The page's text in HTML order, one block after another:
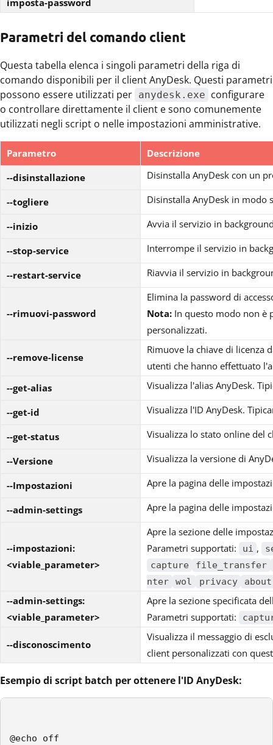
imposta-password
Parametri del comando client
Questa tabella elenca i singoli parametri della riga di
comando disponibili per il client AnyDesk. Questi parametri
possono essere utilizzati per anydesk.exe configurare
o controllare direttamente il client e sono comunemente
utilizzati negli script o nelle impostazioni amministrative.
Parametro
Descrizione
--disinstallazione
Disinstalla AnyDesk con un
--togliere Disinstalla AnyDesk in modo
--inizio Avvia il servizio in
--stop-service Interrompe il servizio in
--restart-service Riavvia il servizio in
--rimuovi-password
Elimina la password di
Nota: In questo modo non è
personalizzati.
--remove-license
Rimuove la chiave di licenza
utenti che hanno effettuato
--get-alias
Visualizza l'alias AnyDesk.
--get-id Visualizza l'ID AnyDesk.
--get-status Visualizza lo stato online del
--Versione Visualizza la versione di
--Impostazioni Apre la pagina delle
--admin-settings Apre la pagina delle
--impostazioni:
<viable_parameter>
Apre la sezione delle
Parametri supportati:
ui ,
capture
file_transfer
nter
wol privacy about
--admin-settings:
<viable_parameter>
Apre la sezione specificata
Parametri supportati:
--disconoscimento
Visualizza il messaggio di
client personalizzati con
Esempio di script batch per ottenere l'ID AnyDesk:
@echo off